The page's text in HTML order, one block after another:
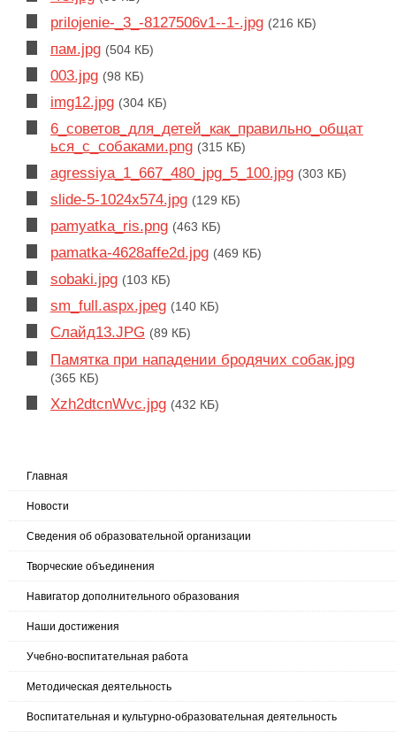
prilojenie-_3_-8127506v1--1-.jpg (216 КБ)
пам.jpg (504 КБ)
003.jpg (98 КБ)
img12.jpg (304 КБ)
6_советов_для_детей_как_правильно_общат
ься_с_собаками.png (315 КБ)
agressiya_1_667_480_jpg_5_100.jpg (303 КБ)
slide-5-1024x574.jpg (129 КБ)
pamyatka_ris.png (463 КБ)
pamatka-4628affe2d.jpg (469 КБ)
sobaki.jpg (103 КБ)
sm_full.aspx.jpeg (140 КБ)
Слайд13.JPG (89 КБ)
Памятка при нападении бродячих собак.jpg
(365 КБ)
Xzh2dtcnWvc.jpg (432 КБ)
Главная
Новости
Сведения об образовательной организации
Творческие объединения
Навигатор дополнительного образования
Наши достижения
Учебно-воспитательная работа
Методическая деятельность
Воспитательная и культурно-образовательная деятельность